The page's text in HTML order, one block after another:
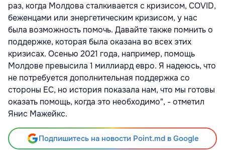
раз, когда Молдова сталкивается с кризисом, COVID,
беженцами или энергетическим кризисом, у нас
была возможность помочь. Давайте также помнить о
поддержке, которая была оказана во всех этих
кризисах. Осенью 2021 года, например, помощь
Молдове превысила 1 миллиард евро. Я надеюсь, что
не потребуется дополнительная поддержка со
стороны ЕС, но история показала нам, что мы готовы
оказать помощь, когда это необходимо", - отметил
Янис Мажейкс.
Подпишитесь на новости Point.md в Google